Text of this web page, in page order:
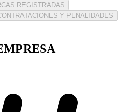
REGISTRADAS
Y PENALIDADES